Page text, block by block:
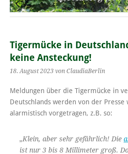
Tigermücke in
keine Ansteckung!
18. August 2023 von ClaudiaBerlin
Meldungen über die Tigermücke in
Deutschlands werden von der Presse
alarmistisch vorgetragen, z.B. so:
„Klein, aber sehr gefährlich! Die
ist nur 3 bis 8 Millimeter groß.